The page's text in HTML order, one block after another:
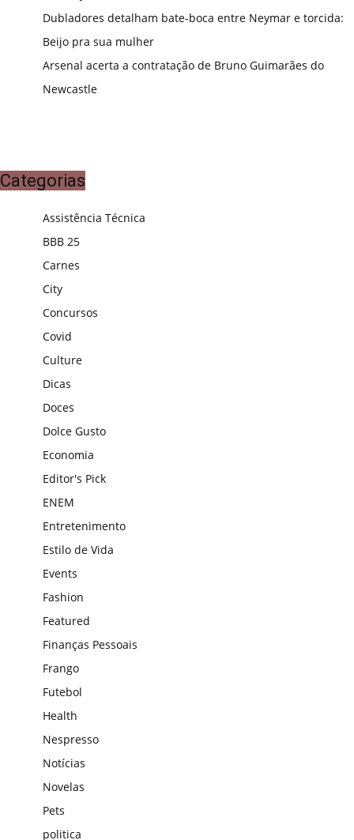
Dubladores detalham bate-boca entre Neymar e torcida:
Beijo pra sua mulher
Arsenal acerta a contratação de Bruno Guimarães do
Newcastle
Categorias
Assistência Técnica
BBB 25
Carnes
City
Concursos
Covid
Culture
Dicas
Doces
Dolce Gusto
Economia
Editor's Pick
ENEM
Entretenimento
Estilo de Vida
Events
Fashion
Featured
Finanças Pessoais
Frango
Futebol
Health
Nespresso
Notícias
Novelas
Pets
politica